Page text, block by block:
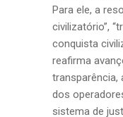
Para ele, a
civilizatório”,
conquista
reafirma
transparência,
dos
sistema de